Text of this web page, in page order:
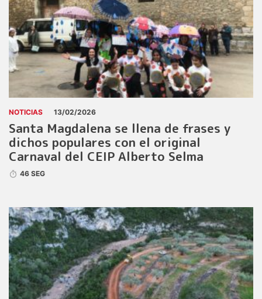
NOTICIAS 13/02/2026
Santa Magdalena se llena de frases y
dichos populares con el original
Carnaval del CEIP Alberto Selma
46 SEG